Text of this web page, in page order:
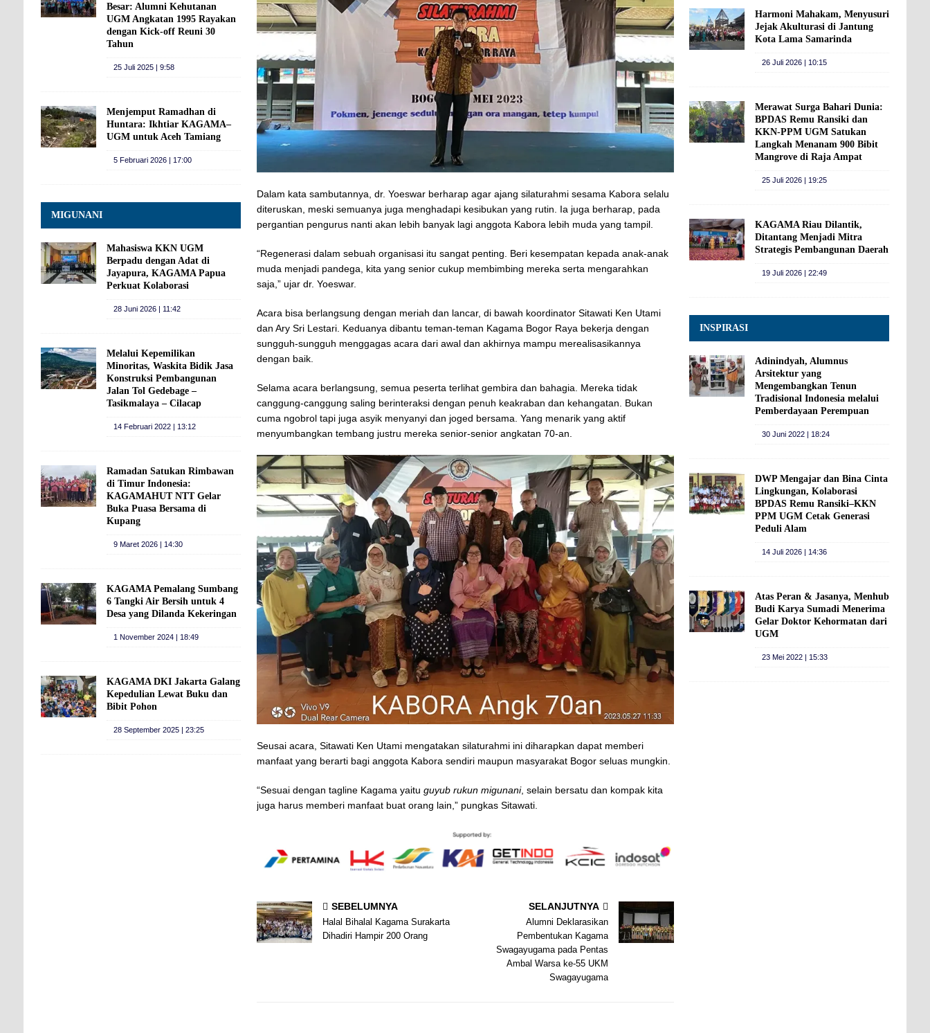
Dalam kata sambutannya, dr. Yoeswar berharap agar ajang silaturahmi sesama Kabora selalu
diteruskan, meski semuanya juga menghadapi kesibukan yang rutin. Ia juga berharap, pada
pergantian pengurus nanti akan lebih banyak lagi anggota Kabora lebih muda yang tampil.
“Regenerasi dalam sebuah organisasi itu sangat penting. Beri kesempatan kepada anak-anak
muda menjadi pandega, kita yang senior cukup membimbing mereka serta mengarahkan
saja,” ujar dr. Yoeswar.
Acara bisa berlangsung dengan meriah dan lancar, di bawah koordinator Sitawati Ken Utami
dan Ary Sri Lestari. Keduanya dibantu teman-teman Kagama Bogor Raya bekerja dengan
sungguh-sungguh menggagas acara dari awal dan akhirnya mampu merealisasikannya
dengan baik.
Selama acara berlangsung, semua peserta terlihat gembira dan bahagia. Mereka tidak
canggung-canggung saling berinteraksi dengan penuh keakraban dan kehangatan. Bukan
cuma ngobrol tapi juga asyik menyanyi dan joged bersama. Yang menarik yang aktif
menyumbangkan tembang justru mereka senior-senior angkatan 70-an.
Seusai acara, Sitawati Ken Utami mengatakan silaturahmi ini diharapkan dapat memberi
manfaat yang berarti bagi anggota Kabora sendiri maupun masyarakat Bogor seluas mungkin.
“Sesuai dengan tagline Kagama yaituguyub rukun migunani, selain bersatu dan kompak kita
juga harus memberi manfaat buat orang lain,” pungkas Sitawati.
SEBELUMNYA
Halal Bihalal Kagama Surakarta
Dihadiri Hampir 200 Orang
SELANJUTNYA
Alumni Deklarasikan
Pembentukan Kagama
Swagayugama pada Pentas
Ambal Warsa ke-55 UKM
Swagayugama
Besar: Alumni Kehutanan
UGM Angkatan 1995 Rayakan
dengan Kick-off Reuni 30
Tahun
25 Juli 2025 | 9:58
Menjemput Ramadhan di
Huntara: Ikhtiar KAGAMA–
UGM untuk Aceh Tamiang
5 Februari 2026 | 17:00
MIGUNANI
Mahasiswa KKN UGM
Berpadu dengan Adat di
Jayapura, KAGAMA Papua
Perkuat Kolaborasi
28 Juni 2026 | 11:42
Melalui Kepemilikan
Minoritas, Waskita Bidik Jasa
Konstruksi Pembangunan
Jalan Tol Gedebage –
Tasikmalaya – Cilacap
14 Februari 2022 | 13:12
Ramadan Satukan Rimbawan
di Timur Indonesia:
KAGAMAHUT NTT Gelar
Buka Puasa Bersama di
Kupang
9 Maret 2026 | 14:30
KAGAMA Pemalang Sumbang
6 Tangki Air Bersih untuk 4
Desa yang Dilanda Kekeringan
1 November 2024 | 18:49
KAGAMA DKI Jakarta Galang
Kepedulian Lewat Buku dan
Bibit Pohon
28 September 2025 | 23:25
Harmoni Mahakam, Menyusuri
Jejak Akulturasi di Jantung
Kota Lama Samarinda
26 Juli 2026 | 10:15
Merawat Surga Bahari Dunia:
BPDAS Remu Ransiki dan
KKN-PPM UGM Satukan
Langkah Menanam 900 Bibit
Mangrove di Raja Ampat
25 Juli 2026 | 19:25
KAGAMA Riau Dilantik,
Ditantang Menjadi Mitra
Strategis Pembangunan Daerah
19 Juli 2026 | 22:49
INSPIRASI
Adinindyah, Alumnus
Arsitektur yang
Mengembangkan Tenun
Tradisional Indonesia melalui
Pemberdayaan Perempuan
30 Juni 2022 | 18:24
DWP Mengajar dan Bina Cinta
Lingkungan, Kolaborasi
BPDAS Remu Ransiki–KKN
PPM UGM Cetak Generasi
Peduli Alam
14 Juli 2026 | 14:36
Atas Peran & Jasanya, Menhub
Budi Karya Sumadi Menerima
Gelar Doktor Kehormatan dari
UGM
23 Mei 2022 | 15:33